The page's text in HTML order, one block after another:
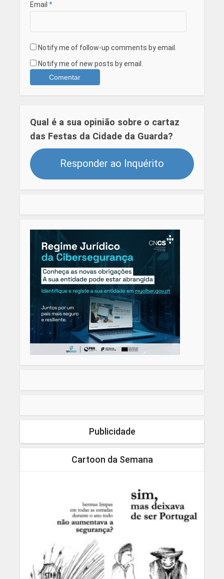
Email *
Notify me of follow-up comments by email.
Notify me of new posts by email.
Qual é a sua opinião sobre o cartaz
das Festas da Cidade da Guarda?
Responder ao Inquérito
Publicidade
Cartoon da Semana